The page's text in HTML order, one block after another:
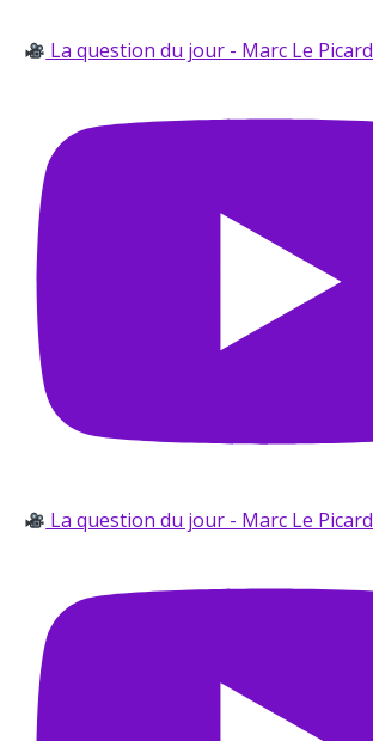
La question du jour - Marc Le Picard
La question du jour - Marc Le Picard